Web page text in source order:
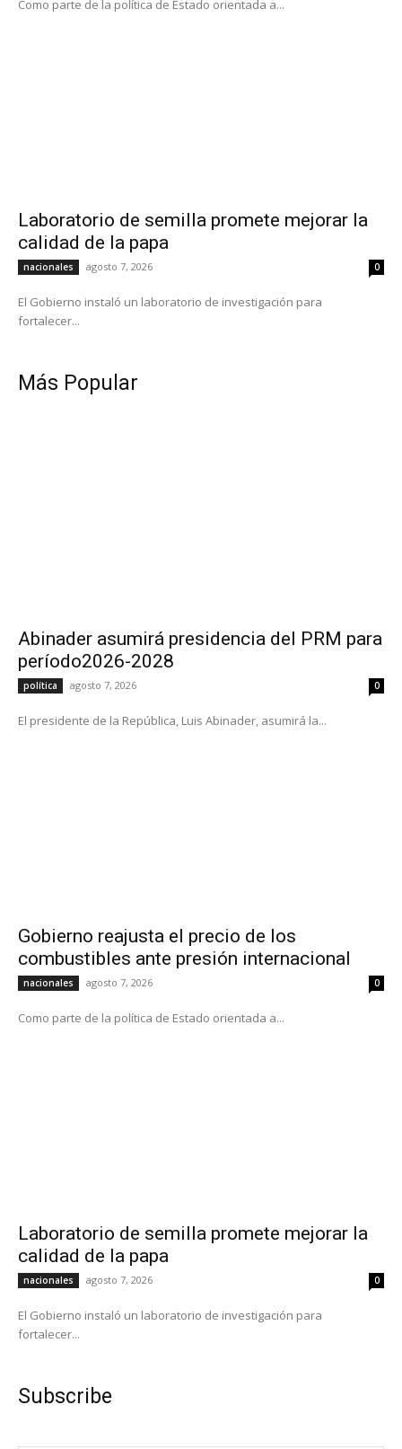
Como parte de la política de Estado orientada a...
Laboratorio de semilla promete mejorar la
calidad de la papa
nacionales agosto 7, 2026 0
El Gobierno instaló un laboratorio de investigación para
fortalecer...
Más Popular
Abinader asumirá presidencia del PRM para
período2026-2028
política agosto 7, 2026 0
El presidente de la República, Luis Abinader, asumirá la...
Gobierno reajusta el precio de los
combustibles ante presión internacional
nacionales agosto 7, 2026 0
Como parte de la política de Estado orientada a...
Laboratorio de semilla promete mejorar la
calidad de la papa
nacionales agosto 7, 2026 0
El Gobierno instaló un laboratorio de investigación para
fortalecer...
Subscribe